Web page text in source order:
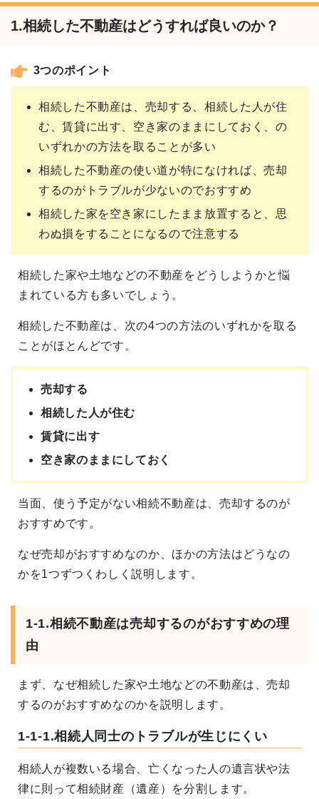
1.相続した不動産はどうすれば良いのか？
3つのポイント
相続した不動産は、売却する、相続した人が住
む、賃貸に出す、空き家のままにしておく、の
いずれかの方法を取ることが多い
相続した不動産の使い道が特になければ、売却
するのがトラブルが少ないのでおすすめ
相続した家を空き家にしたまま放置すると、思
わぬ損をすることになるので注意する
相続した家や土地などの不動産をどうしようかと悩
まれている方も多いでしょう。
相続した不動産は、次の4つの方法のいずれかを取る
ことがほとんどです。
売却する
相続した人が住む
賃貸に出す
空き家のままにしておく
当面、使う予定がない相続不動産は、売却するのが
おすすめです。
なぜ売却がおすすめなのか、ほかの方法はどうなの
かを1つずつくわしく説明します。
1-1.相続不動産は売却するのがおすすめの理
由
まず、なぜ相続した家や土地などの不動産は、売却
するのがおすすめなのかを説明します。
1-1-1.相続人同士のトラブルが生じにくい
相続人が複数いる場合、亡くなった人の遺言状や法
律に則って相続財産（遺産）を分割します。